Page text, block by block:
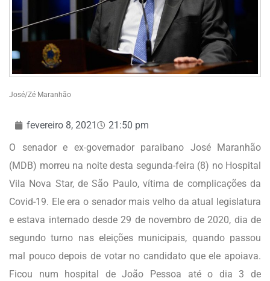
José/Zé Maranhão
fevereiro 8, 2021
21:50 pm
O senador e ex-governador paraibano José Maranhão
(MDB) morreu na noite desta segunda-feira (8) no Hospital
Vila Nova Star, de São Paulo, vítima de complicações da
Covid-19. Ele era o senador mais velho da atual legislatura
e estava internado desde 29 de novembro de 2020, dia de
segundo turno nas eleições municipais, quando passou
mal pouco depois de votar no candidato que ele apoiava.
Ficou num hospital de João Pessoa até o dia 3 de